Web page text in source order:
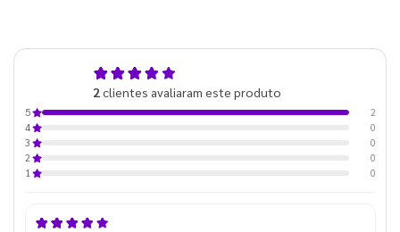
2clientes avaliaram este produto
5
2
4
0
3
0
2
0
1
0